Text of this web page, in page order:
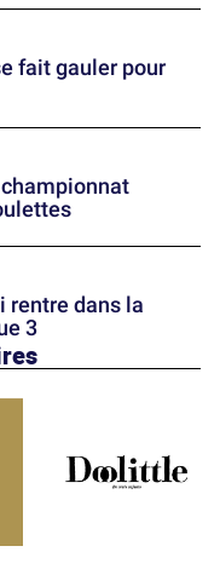
fait gauler pour
rentre dans la
3